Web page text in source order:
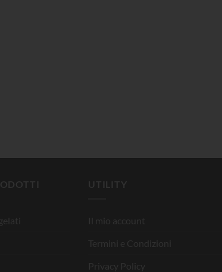
UTILITY
Il mio account
Termini e Condizioni
Privacy Policy